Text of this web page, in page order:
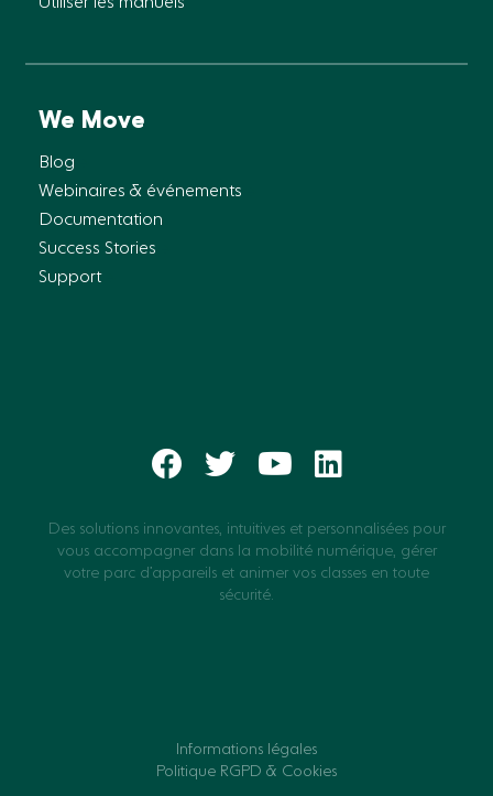
Utiliser les manuels
We Move
Blog
Webinaires & événements
Documentation
Success Stories
Support
Des solutions innovantes, intuitives et personnalisées pour
vous accompagner dans la mobilité numérique, gérer
votre parc d’appareils et animer vos classes en toute
sécurité.
Informations légales
Politique RGPD & Cookies